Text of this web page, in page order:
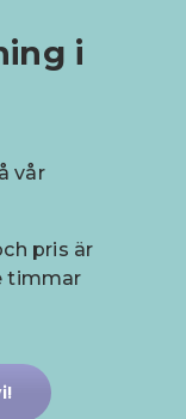
i
vår
pris är
timmar